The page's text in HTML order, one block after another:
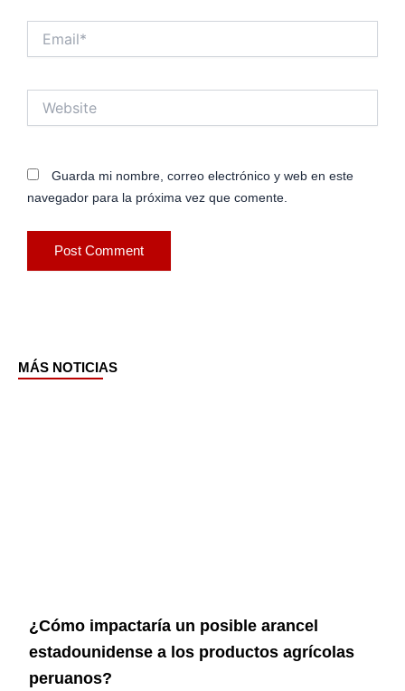
Guarda mi nombre, correo electrónico y web en este
navegador para la próxima vez que comente.
MÁS NOTICIAS
¿Cómo impactaría un posible arancel
estadounidense a los productos agrícolas
peruanos?